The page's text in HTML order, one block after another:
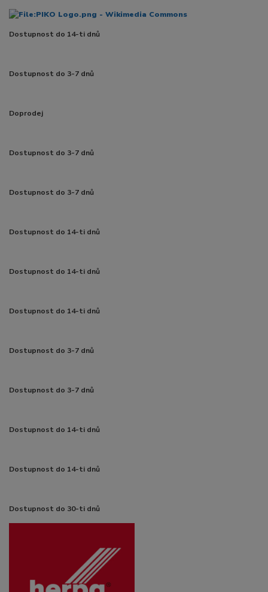
Dostupnost do 14-ti dnů
Dostupnost do 3-7 dnů
Doprodej
Dostupnost do 3-7 dnů
Dostupnost do 3-7 dnů
Dostupnost do 14-ti dnů
Dostupnost do 14-ti dnů
Dostupnost do 14-ti dnů
Dostupnost do 3-7 dnů
Dostupnost do 3-7 dnů
Dostupnost do 14-ti dnů
Dostupnost do 14-ti dnů
Dostupnost do 30-ti dnů